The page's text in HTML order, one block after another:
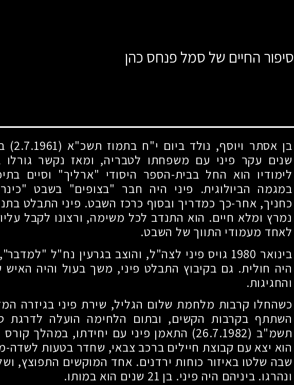
סיפור החיים של סמל פנחס כהן
בן אסתר ויוסף, נולד ביום י"ח בתמוז תשכ"א (2.7.1961)
שנים עקר פיני עם משפחתו לטבריה, ומאז נקשר גורלו
לימודיו הוא החל בבית-הספר היסודי "ארליך" וסיים
במגמה הביולוגית. פיני היה חבר "בצופים" בשבט
כחניך, אחר-כך כמדריך ובסוף כרכז השבט. פיני התבלט
נמרץ ומלא חיים. הוא התנדב לכל משימה, ורצונו לקבל
לאחד מעמודי התווך של השבט.
בינואר 1980 גויס פיני לצה"ל, והוצב בגרעין נח"ל
היה חולית. גם בקיבוץ התבלט פיני, משך בעול והיה
והחגיגות.
כשהחלו קרבות מלחמת שלום הגליל, שירת פיני בגיזרה
השתתף בקרבות הקשים, ובתום הלחימה הועלה לדרגת
תשמ"ב (26.7.1982)
התאמן פיני עם יחידתו, במהלך קורס
הוא יצא עם קבוצת חיילים ברכב צבאי, שחדר בטעות לשדה-
שבה שלטו באיזור כוחות ירדנים. אחד המוקשים התפוצץ,
ונהרגו. ביניהם היה פיני. בן 21 שנים הוא במותו.